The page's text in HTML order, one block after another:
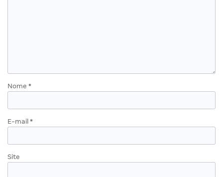
Nome *
E-mail *
Site